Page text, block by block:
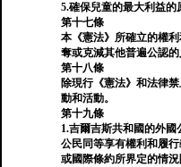
5.確保兒童的最大利益的
第十七條
本《憲法》所確立的權
奪或克減其他普遍公認的
第十八條
除現行《憲法》和法律
動和活動。
第十九條
1.吉爾吉斯共和國的外
公民同等享有權利和履
或國際條約所界定的情況